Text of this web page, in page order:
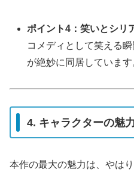
ポイント4：笑いとシリ
コメディとして笑える
が絶妙に同居しています
4. キャラクターの魅力
本作の最大の魅力は、やは